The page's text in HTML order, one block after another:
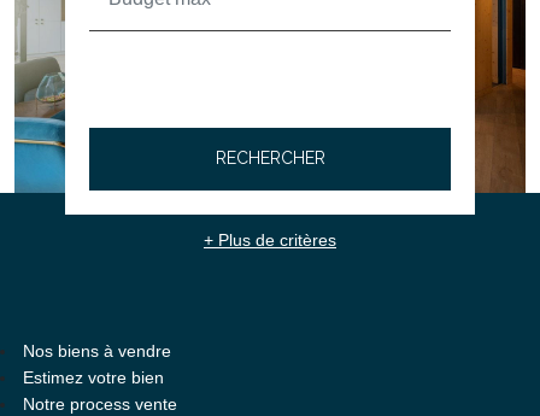
RECHERCHER
+ Plus de critères
Nos biens à vendre
Estimez votre bien
Notre process vente